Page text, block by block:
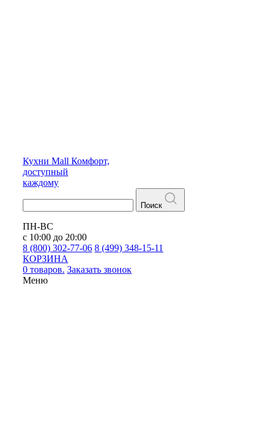
Кухни Mall Комфорт,
доступный
каждому
Поиск
ПН-ВС
с 10:00 до 20:00
8 (800) 302-77-06 8 (499) 348-15-11
КОРЗИНА
0 товаров. Заказать звонок
Меню